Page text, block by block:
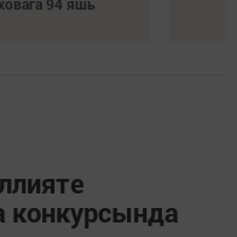
конкурсында